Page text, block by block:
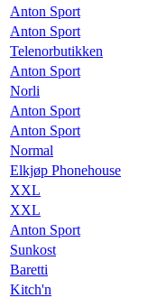
Anton Sport
Anton Sport
Telenorbutikken
Anton Sport
Norli
Anton Sport
Anton Sport
Normal
Elkjøp Phonehouse
XXL
XXL
Anton Sport
Sunkost
Baretti
Kitch'n